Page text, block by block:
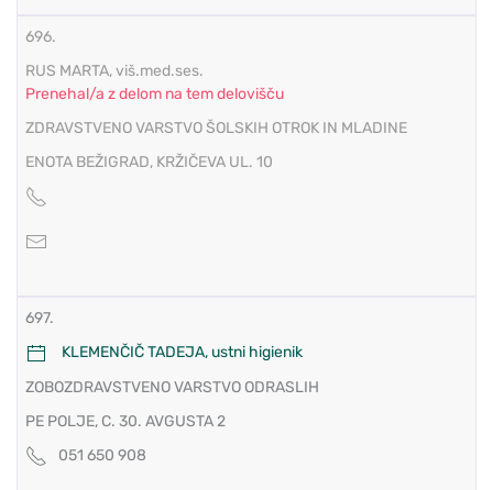
696.
RUS MARTA, viš.med.ses.
Prenehal/a z delom na tem delovišču
ZDRAVSTVENO VARSTVO ŠOLSKIH OTROK IN MLADINE
ENOTA BEŽIGRAD, KRŽIČEVA UL. 10
697.
KLEMENČIČ TADEJA, ustni higienik
ZOBOZDRAVSTVENO VARSTVO ODRASLIH
PE POLJE, C. 30. AVGUSTA 2
051 650 908